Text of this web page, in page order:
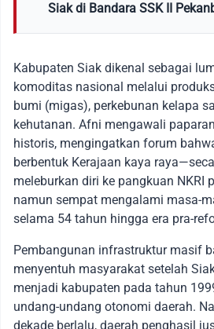
Siak di Bandara SSK II
Kabupaten Siak dikenal sebagai
komoditas nasional melalui
bumi (migas), perkebunan kelapa
kehutanan. Afni mengawali
historis, mengingatkan forum
berbentuk Kerajaan kaya
meleburkan diri ke pangkuan NKRI
namun sempat mengalami masa-
selama 54 tahun hingga era pra-
Pembangunan infrastruktur masif
menyentuh masyarakat setelah
menjadi kabupaten pada tahun
undang-undang otonomi daerah.
dekade berlalu, daerah penghasil